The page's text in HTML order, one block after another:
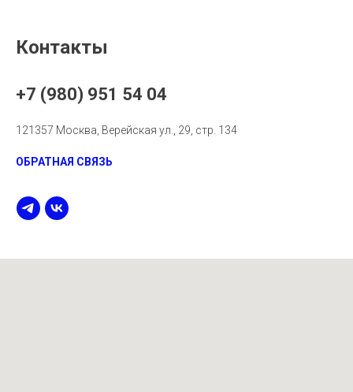
Контакты
+7 (980) 951 54 04
121357 Москва, Верейская ул., 29, стр. 134
ОБРАТНАЯ СВЯЗЬ